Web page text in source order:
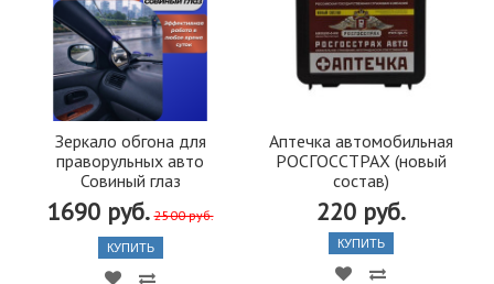
Зеркало обгона для
праворульных авто
Совиный глаз
1690 руб. 2500 руб.
КУПИТЬ
Аптечка автомобильная
РОСГОССТРАХ (новый
состав)
220 руб.
КУПИТЬ